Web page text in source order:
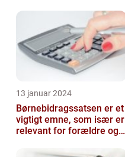
13 januar 2024
Børnebidragssatsen er et
vigtigt emne, som især er
relevant for forældre og